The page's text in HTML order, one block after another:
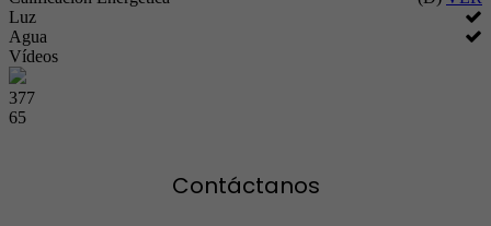
Luz
Agua
Vídeos
377
65
Contáctanos